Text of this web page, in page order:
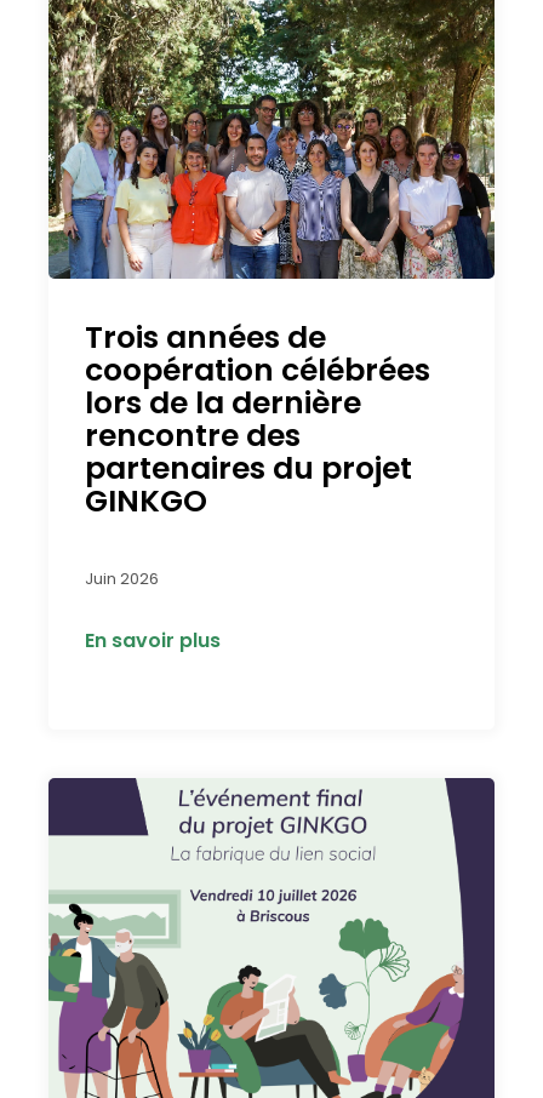
Trois années de
coopération célébrées
lors de la dernière
rencontre des
partenaires du projet
GINKGO
Juin 2026
En savoir plus